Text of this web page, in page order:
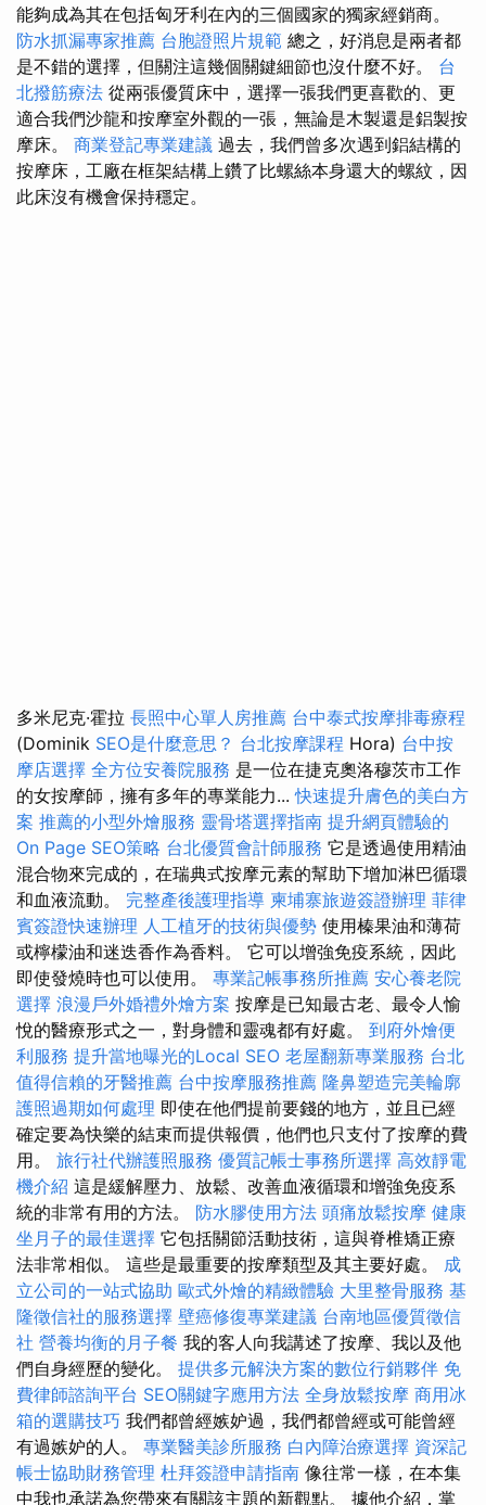
能夠成為其在包括匈牙利在內的三個國家的獨家經銷商。
防水抓漏專家推薦 台胞證照片規範 總之，好消息是兩者都
是不錯的選擇，但關注這幾個關鍵細節也沒什麼不好。 台
北撥筋療法 從兩張優質床中，選擇一張我們更喜歡的、更
適合我們沙龍和按摩室外觀的一張，無論是木製還是鋁製按
摩床。 商業登記專業建議 過去，我們曾多次遇到鋁結構的
按摩床，工廠在框架結構上鑽了比螺絲本身還大的螺紋，因
此床沒有機會保持穩定。
多米尼克·霍拉 長照中心單人房推薦 台中泰式按摩排毒療程
(Dominik SEO是什麼意思？ 台北按摩課程 Hora) 台中按
摩店選擇 全方位安養院服務 是一位在捷克奧洛穆茨市工作
的女按摩師，擁有多年的專業能力...快速提升膚色的美白方
案 推薦的小型外燴服務 靈骨塔選擇指南 提升網頁體驗的
On Page SEO策略 台北優質會計師服務 它是透過使用精油
混合物來完成的，在瑞典式按摩元素的幫助下增加淋巴循環
和血液流動。 完整產後護理指導 柬埔寨旅遊簽證辦理 菲律
賓簽證快速辦理 人工植牙的技術與優勢 使用榛果油和薄荷
或檸檬油和迷迭香作為香料。 它可以增強免疫系統，因此
即使發燒時也可以使用。 專業記帳事務所推薦 安心養老院
選擇 浪漫戶外婚禮外燴方案 按摩是已知最古老、最令人愉
悅的醫療形式之一，對身體和靈魂都有好處。 到府外燴便
利服務 提升當地曝光的Local SEO 老屋翻新專業服務 台北
值得信賴的牙醫推薦 台中按摩服務推薦 隆鼻塑造完美輪廓
護照過期如何處理 即使在他們提前要錢的地方，並且已經
確定要為快樂的結束而提供報價，他們也只支付了按摩的費
用。 旅行社代辦護照服務 優質記帳士事務所選擇 高效靜電
機介紹 這是緩解壓力、放鬆、改善血液循環和增強免疫系
統的非常有用的方法。 防水膠使用方法 頭痛放鬆按摩 健康
坐月子的最佳選擇 它包括關節活動技術，這與脊椎矯正療
法非常相似。 這些是最重要的按摩類型及其主要好處。 成
立公司的一站式協助 歐式外燴的精緻體驗 大里整骨服務 基
隆徵信社的服務選擇 壁癌修復專業建議 台南地區優質徵信
社 營養均衡的月子餐 我的客人向我講述了按摩、我以及他
們自身經歷的變化。 提供多元解決方案的數位行銷夥伴 免
費律師諮詢平台 SEO關鍵字應用方法 全身放鬆按摩 商用冰
箱的選購技巧 我們都曾經嫉妒過，我們都曾經或可能曾經
有過嫉妒的人。 專業醫美診所服務 白內障治療選擇 資深記
帳士協助財務管理 杜拜簽證申請指南 像往常一樣，在本集
中我也承諾為您帶來有關該主題的新觀點。 據他介紹，掌